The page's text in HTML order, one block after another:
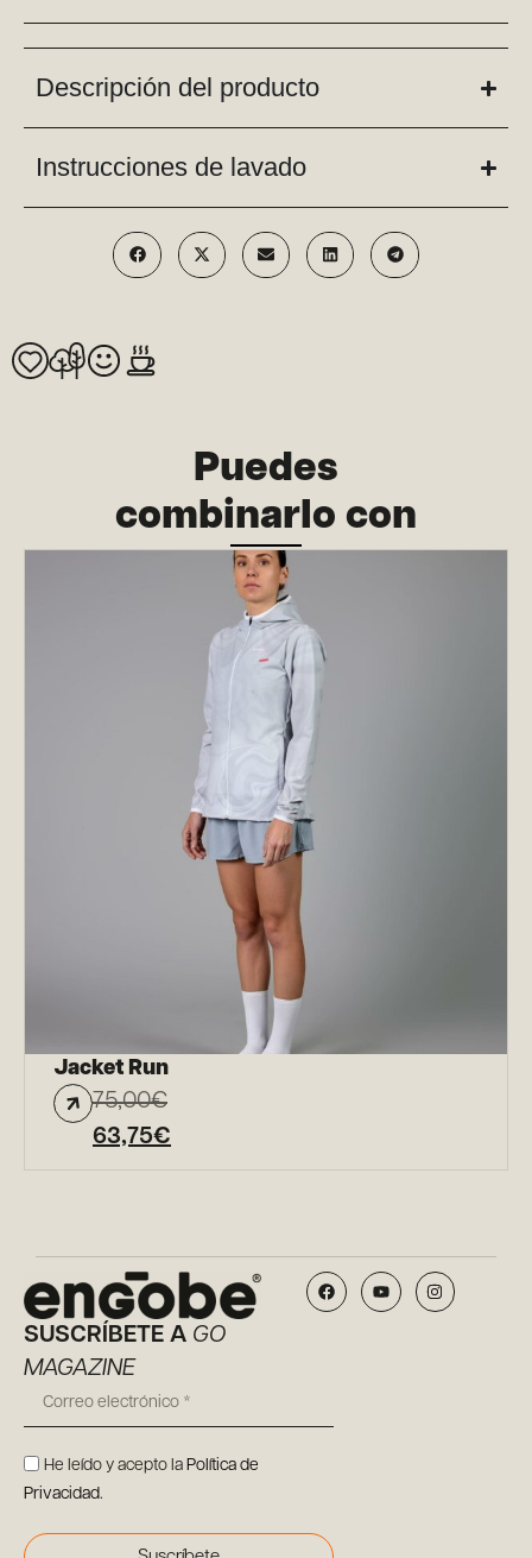
Descripción del producto
Instrucciones de lavado
Puedes
combinarlo con
Jacket Run
75,00€
63,75€
SUSCRÍBETE A GO
MAGAZINE
He leído y acepto la Política de
Privacidad.